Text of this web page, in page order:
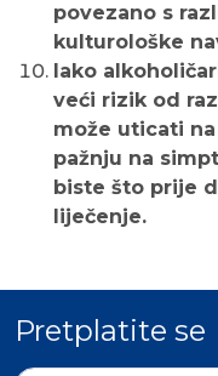
povezano s
kulturološke
Iako
veći rizik od
može uticati
pažnju na
biste što prije
liječenje.
Pretplatite se